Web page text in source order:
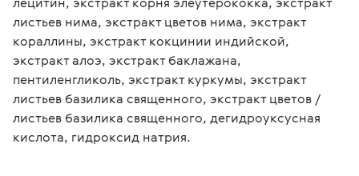
листьев нима, экстракт цветов нима, экстракт
кораллины, экстракт кокцинии индийской,
экстракт алоэ, экстракт баклажана,
пентиленгликоль, экстракт куркумы, экстракт
листьев базилика священного, экстракт цветов /
листьев базилика священного, дегидроуксусная
кислота, гидроксид натрия.